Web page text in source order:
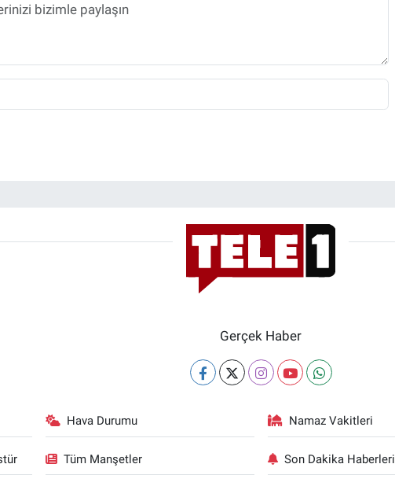
Gerçek Haber
Hava Durumu Namaz Vakitleri
Tüm Manşetler Son Dakika Haberleri